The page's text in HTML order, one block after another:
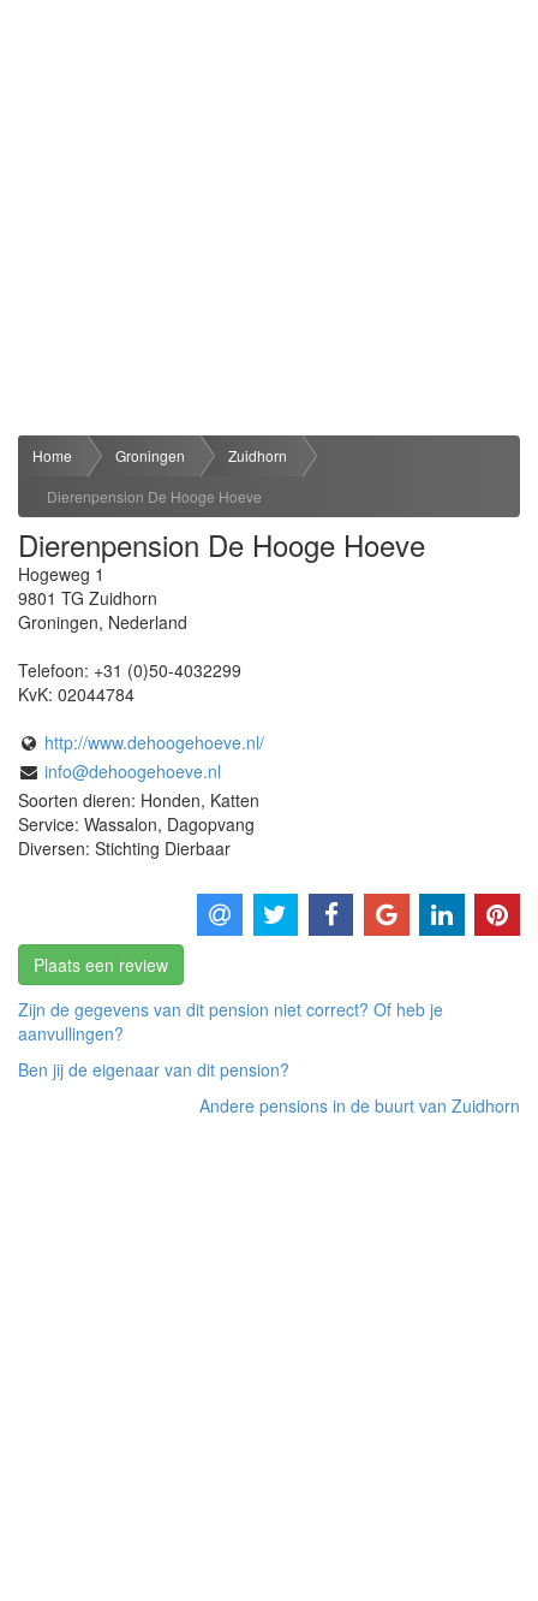
Home Groningen
Zuidhorn
Dierenpension De Hooge Hoeve
Dierenpension De Hooge Hoeve
Hogeweg 1
9801 TG Zuidhorn
Groningen, Nederland
Telefoon: +31 (0)50-4032299
KvK: 02044784
http://www.dehoogehoeve.nl/
info@dehoogehoeve.nl
Soorten dieren: Honden, Katten
Service: Wassalon, Dagopvang
Diversen: Stichting Dierbaar
Plaats een review
Zijn de gegevens van dit pension niet correct? Of heb je
aanvullingen?
Ben jij de eigenaar van dit pension?
Andere pensions in de buurt van Zuidhorn